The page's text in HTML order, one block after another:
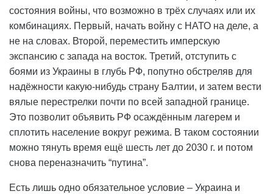
состояния войны, что возможно в трёх случаях или их
комбинациях. Первый, начать войну с НАТО на деле, а
не на словах. Второй, переместить имперскую
экспансию с запада на восток. Третий, отступить с
боями из Украины в глубь РФ, попутно обстреляв для
надёжности какую-нибудь страну Балтии, и затем вести
вялые перестрелки почти по всей западной границе.
Это позволит объявить РФ осаждённым лагерем и
сплотить население вокруг режима. В таком состоянии
можно тянуть время ещё шесть лет до 2030 г. и потом
снова переназначить “путина”.
Есть лишь одно обязательное условие – Украина и